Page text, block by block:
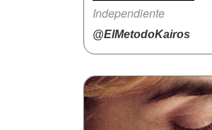
Independiente
@ElMetodoKairos